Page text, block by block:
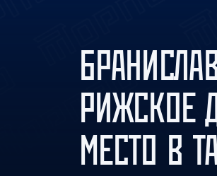
ЦСКА
РИЖСКОЕ
МЕСТО В